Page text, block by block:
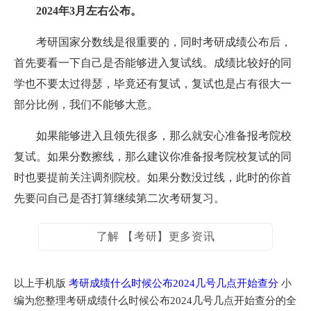
2024年3月左右公布。
考研国家分数线是很重要的，同时考研成绩公布后，
首先要看一下自己是否能够进入复试线。成绩比较好的同
学也不要太过得瑟，毕竟还有复试，复试也是占有很大一
部分比例，我们不能够大意。
如果能够进入且领先很多，那么就安心准备报考院校
复试。如果分数擦线，那么建议你准备报考院校复试的同
时也要提前关注调剂院校。如果分数没过线，此时的你首
先要问自己是否打算继续第二次考研复习。
了解 【考研】更多资讯
以上手机版 考研成绩什么时候公布2024几号几点开始查分 小
编为您整理考研成绩什么时候公布2024几号几点开始查分的全